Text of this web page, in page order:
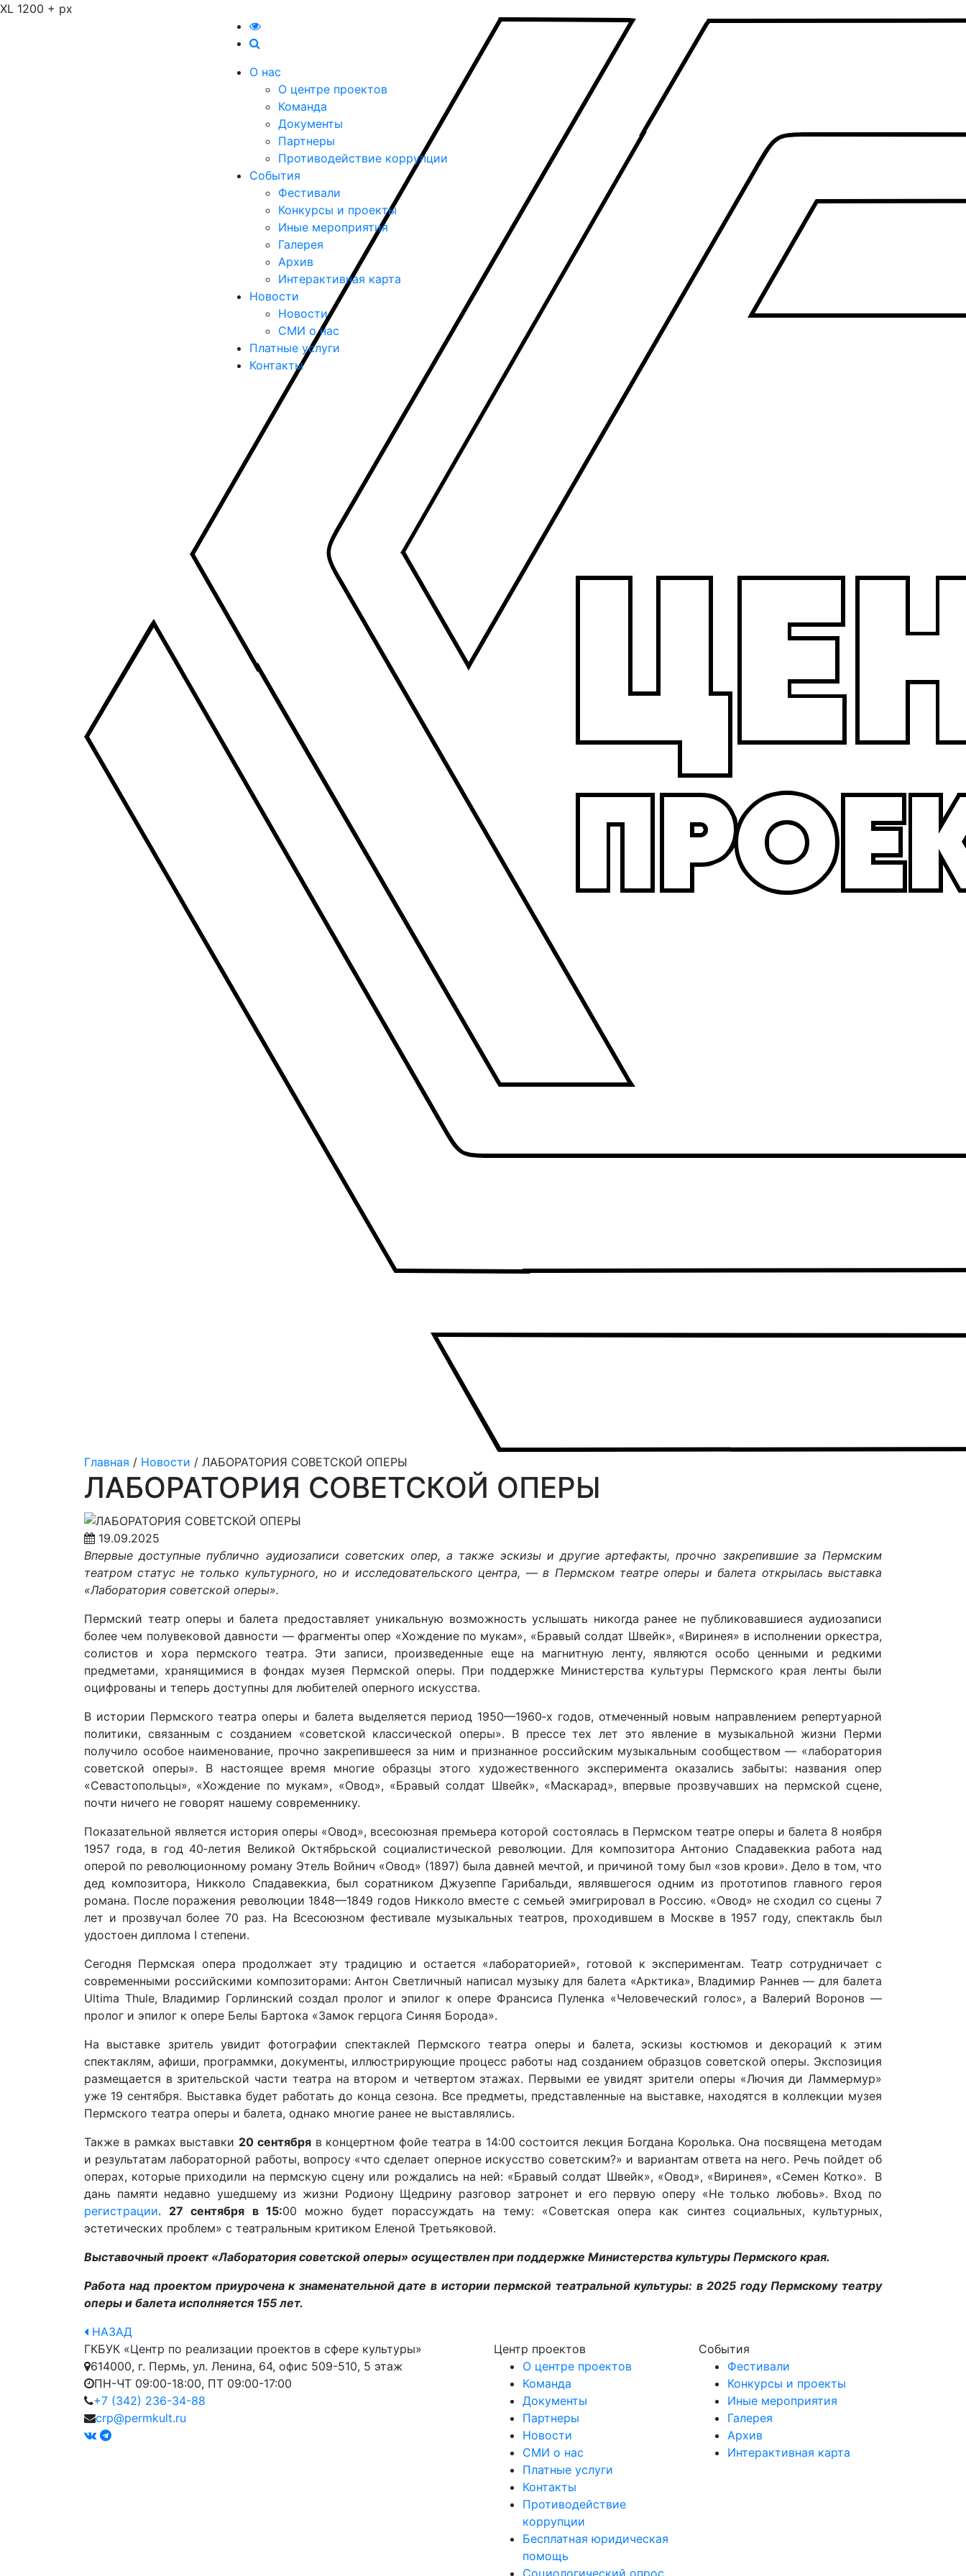
XL 1200 + px
О нас
О центре проектов
Команда
Документы
Партнеры
Противодействие коррупции
События
Фестивали
Конкурсы и проекты
Иные мероприятия
Галерея
Архив
Интерактивная карта
Новости
Новости
СМИ о нас
Платные услуги
Контакты
Главная / Новости / ЛАБОРАТОРИЯ СОВЕТСКОЙ ОПЕРЫ
ЛАБОРАТОРИЯ СОВЕТСКОЙ ОПЕРЫ
19.09.2025
Впервые доступные публично аудиозаписи советских опер, а также эскизы и другие артефакты, прочно закрепившие за Пермским
театром статус не только культурного, но и исследовательского центра, — в Пермском театре оперы и балета открылась выставка
«Лаборатория советской оперы».
Пермский театр оперы и балета предоставляет уникальную возможность услышать никогда ранее не публиковавшиеся аудиозаписи
более чем полувековой давности — фрагменты опер «Хождение по мукам», «Бравый солдат Швейк», «Виринея» в исполнении оркестра,
солистов и хора пермского театра. Эти записи, произведенные еще на магнитную ленту, являются особо ценными и редкими
предметами, хранящимися в фондах музея Пермской оперы. При поддержке Министерства культуры Пермского края ленты были
оцифрованы и теперь доступны для любителей оперного искусства.
В истории Пермского театра оперы и балета выделяется период 1950—1960‑х годов, отмеченный новым направлением репертуарной
политики, связанным с созданием «советской классической оперы». В прессе тех лет это явление в музыкальной жизни Перми
получило особое наименование, прочно закрепившееся за ним и признанное российским музыкальным сообществом — «лаборатория
советской оперы». В настоящее время многие образцы этого художественного эксперимента оказались забыты: названия опер
«Севастопольцы», «Хождение по мукам», «Овод», «Бравый солдат Швейк», «Маскарад», впервые прозвучавших на пермской сцене,
почти ничего не говорят нашему современнику.
Показательной является история оперы «Овод», всесоюзная премьера которой состоялась в Пермском театре оперы и балета 8 ноября
1957 года, в год 40‑летия Великой Октябрьской социалистической революции. Для композитора Антонио Спадавеккиа работа над
оперой по революционному роману Этель Войнич «Овод» (1897) была давней мечтой, и причиной тому был «зов крови». Дело в том, что
дед композитора, Никколо Спадавеккиа, был соратником Джузеппе Гарибальди, являвшегося одним из прототипов главного героя
романа. После поражения революции 1848—1849 годов Никколо вместе с семьей эмигрировал в Россию. «Овод» не сходил со сцены 7
лет и прозвучал более 70 раз. На Всесоюзном фестивале музыкальных театров, проходившем в Москве в 1957 году, спектакль был
удостоен диплома I степени.
Сегодня Пермская опера продолжает эту традицию и остается «лабораторией», готовой к экспериментам. Театр сотрудничает с
современными российскими композиторами: Антон Светличный написал музыку для балета «Арктика», Владимир Раннев — для балета
Ultima Thule, Владимир Горлинский создал пролог и эпилог к опере Франсиса Пуленка «Человеческий голос», а Валерий Воронов —
пролог и эпилог к опере Белы Бартока «Замок герцога Синяя Борода».
На выставке зритель увидит фотографии спектаклей Пермского театра оперы и балета, эскизы костюмов и декораций к этим
спектаклям, афиши, программки, документы, иллюстрирующие процесс работы над созданием образцов советской оперы. Экспозиция
размещается в зрительской части театра на втором и четвертом этажах. Первыми ее увидят зрители оперы «Лючия ди Ламмермур»
уже 19 сентября. Выставка будет работать до конца сезона. Все предметы, представленные на выставке, находятся в коллекции музея
Пермского театра оперы и балета, однако многие ранее не выставлялись.
Также в рамках выставки 20 сентябряв концертном фойе театра в 14:00 состоится лекция Богдана Королька. Она посвящена методам
и результатам лабораторной работы, вопросу «что сделает оперное искусство советским?» и вариантам ответа на него. Речь пойдет об
операх, которые приходили на пермскую сцену или рождались на ней: «Бравый солдат Швейк», «Овод», «Виринея», «Семен Котко». В
дань памяти недавно ушедшему из жизни Родиону Щедрину разговор затронет и его первую оперу «Не только любовь». Вход по
регистрации. 27 сентября в 15:00 можно будет порассуждать на тему: «Советская опера как синтез социальных, культурных,
эстетических проблем» с театральным критиком Еленой Третьяковой.
Выставочный проект «Лаборатория советской оперы» осуществлен при поддержке Министерства культуры Пермского края.
Работа над проектом приурочена к знаменательной дате в истории пермской театральной культуры: в 2025 году Пермскому театру
оперы и балета исполняется 155 лет.
НАЗАД
ГКБУК «Центр по реализации проектов в сфере культуры»
614000, г. Пермь, ул. Ленина, 64, офис 509-510, 5 этаж
ПН-ЧТ 09:00-18:00, ПТ 09:00-17:00
+7 (342) 236-34-88
crp@permkult.ru
Центр проектов
О центре проектов
Команда
Документы
Партнеры
Новости
СМИ о нас
Платные услуги
Контакты
Противодействие
коррупции
Бесплатная юридическая
помощь
Социологический опрос
События
Фестивали
Конкурсы и проекты
Иные мероприятия
Галерея
Архив
Интерактивная карта